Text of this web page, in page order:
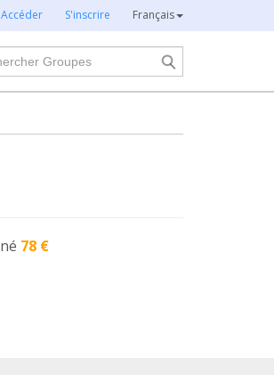
Accéder S'inscrire Français
78 €